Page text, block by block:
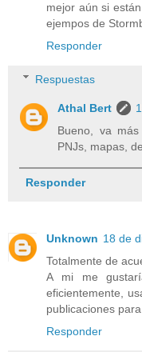
mejor aún si
ejempos de
Responder
Respuestas
Athal Bert
Bueno, va
PNJs, mapas,
Responder
Unknown 18 de
Totalmente de
A mi me
eficientemente,
publicaciones
Responder